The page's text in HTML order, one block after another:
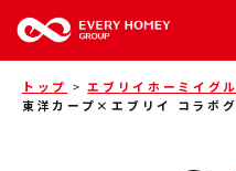
トップ >エブリイホーミイグ
東洋カープ×エブリイ コラボ